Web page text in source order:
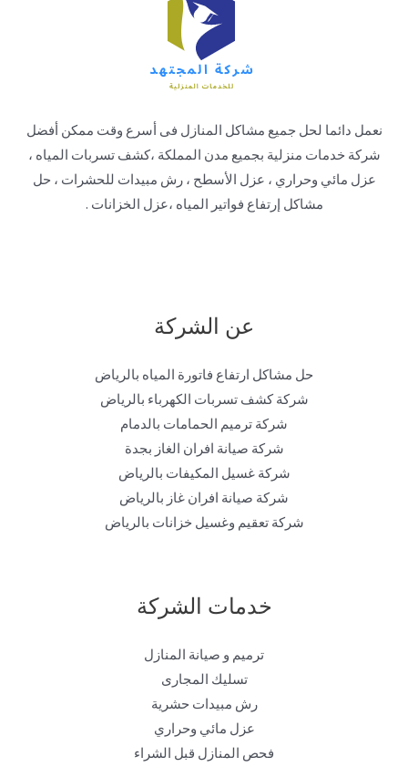
نعمل دائما لحل جميع مشاكل المنازل فى أسرع وقت ممكن أفضل
شركة خدمات منزلية بجميع مدن المملكة ،كشف تسربات المياه ،
عزل مائي وحراري ، عزل الأسطح ، رش مبيدات للحشرات ، حل
مشاكل إرتفاع فواتير المياه ،عزل الخزانات .
عن الشركة
حل مشاكل ارتفاع فاتورة المياه بالرياض
شركة كشف تسربات الكهرباء بالرياض
شركة ترميم الحمامات بالدمام
شركة صيانة افران الغاز بجدة
شركة غسيل المكيفات بالرياض
شركة صيانة افران غاز بالرياض
شركة تعقيم وغسيل خزانات بالرياض
خدمات الشركة
ترميم و صيانة المنازل
تسليك المجارى
رش مبيدات حشرية
عزل مائي وحراري
فحص المنازل قبل الشراء